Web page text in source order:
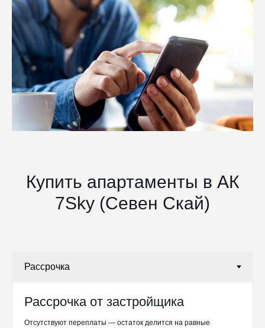
Купить апартаменты в АК
7Sky (Севен Скай)
Рассрочка от застройщика
Отсутствуют переплаты — остаток делится на равные